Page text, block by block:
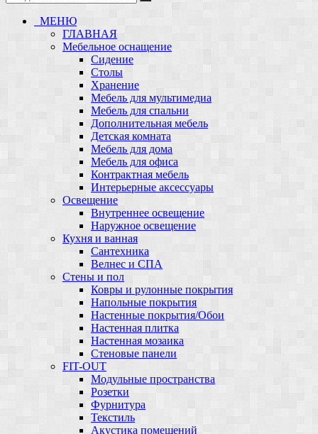
МЕНЮ
ГЛАВНАЯ
Мебельное оснащение
Сидение
Столы
Хранение
Мебель для мультимедиа
Мебель для спальни
Дополнительная мебель
Детская комната
Мебель для дома
Мебель для офиса
Контрактная мебель
Интерьерные аксессуары
Освещение
Внутреннее освещение
Наружное освещение
Кухня и ванная
Сантехника
Велнес и СПА
Стены и пол
Ковры и рулонные покрытия
Напольные покрытия
Настенные покрытия/Обои
Настенная плитка
Настенная мозаика
Стеновые панели
FIT-OUT
Модульные пространства
Розетки
Фурнитура
Текстиль
Акустика помещений